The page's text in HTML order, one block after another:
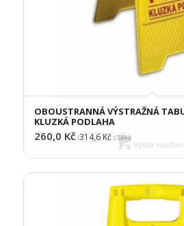
OBOUSTRANNÁ VÝSTRAŽNÁ
KLUZKÁ PODLAHA
260,0 Kč (314,6Kčs DPH)
Výběr